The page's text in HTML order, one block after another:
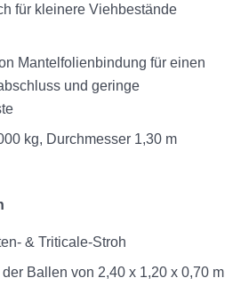
für kleinere Viehbestände
Mantelfolienbindung für einen
und geringe
kg, Durchmesser 1,30 m
& Triticale-Stroh
Ballen von 2,40 x 1,20 x 0,70 m